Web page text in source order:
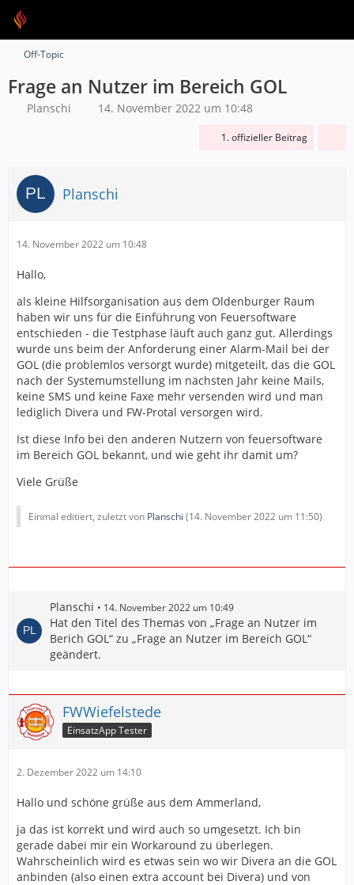
Off-Topic
Frage an Nutzer im Bereich GOL
Planschi 14. November 2022 um 10:48
1. offizieller Beitrag
Planschi
14. November 2022 um 10:48
Hallo,
als kleine Hilfsorganisation aus dem Oldenburger Raum
haben wir uns für die Einführung von Feuersoftware
entschieden - die Testphase läuft auch ganz gut. Allerdings
wurde uns beim der Anforderung einer Alarm-Mail bei der
GOL (die problemlos versorgt wurde) mitgeteilt, das die GOL
nach der Systemumstellung im nächsten Jahr keine Mails,
keine SMS und keine Faxe mehr versenden wird und man
lediglich Divera und FW-Protal versorgen wird.
Ist diese Info bei den anderen Nutzern von feuersoftware
im Bereich GOL bekannt, und wie geht ihr damit um?
Viele Grüße
Einmal editiert, zuletzt von Planschi (14. November 2022 um 11:50)
Planschi 14. November 2022 um 10:49
Hat den Titel des Themas von „Frage an Nutzer im
Berich GOL“ zu „Frage an Nutzer im Bereich GOL“
geändert.
FWWiefelstede
EinsatzApp Tester
2. Dezember 2022 um 14:10
Hallo und schöne grüße aus dem Ammerland,
ja das ist korrekt und wird auch so umgesetzt. Ich bin
gerade dabei mir ein Workaround zu überlegen.
Wahrscheinlich wird es etwas sein wo wir Divera an die GOL
anbinden (also einen extra account bei Divera) und von